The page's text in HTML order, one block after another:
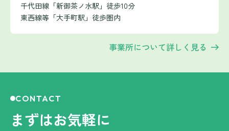
千代田線「新御茶ノ水駅」徒歩10分
東西線等「大手町駅」徒歩圏内
事業所について詳しく見る
CONTACT
まずはお気軽に